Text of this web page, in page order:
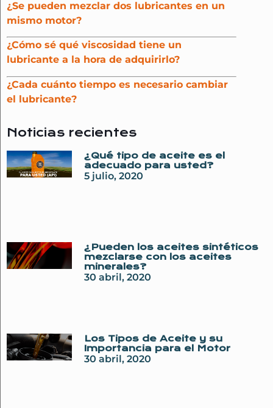
¿Se pueden mezclar dos lubricantes en un
mismo motor?
¿Cómo sé qué viscosidad tiene un
lubricante a la hora de adquirirlo?
¿Cada cuánto tiempo es necesario cambiar
el lubricante?
Noticias recientes
¿Qué tipo de aceite es el
adecuado para usted?
5 julio, 2020
¿Pueden los aceites sintéticos
mezclarse con los aceites
minerales?
30 abril, 2020
Los Tipos de Aceite y su
Importancia para el Motor
30 abril, 2020